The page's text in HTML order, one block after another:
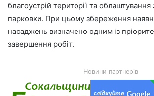
благоустрій території та облаштування
парковки. При цьому збереження
насаджень визначено одним із
завершення робіт.
Новини партнерів